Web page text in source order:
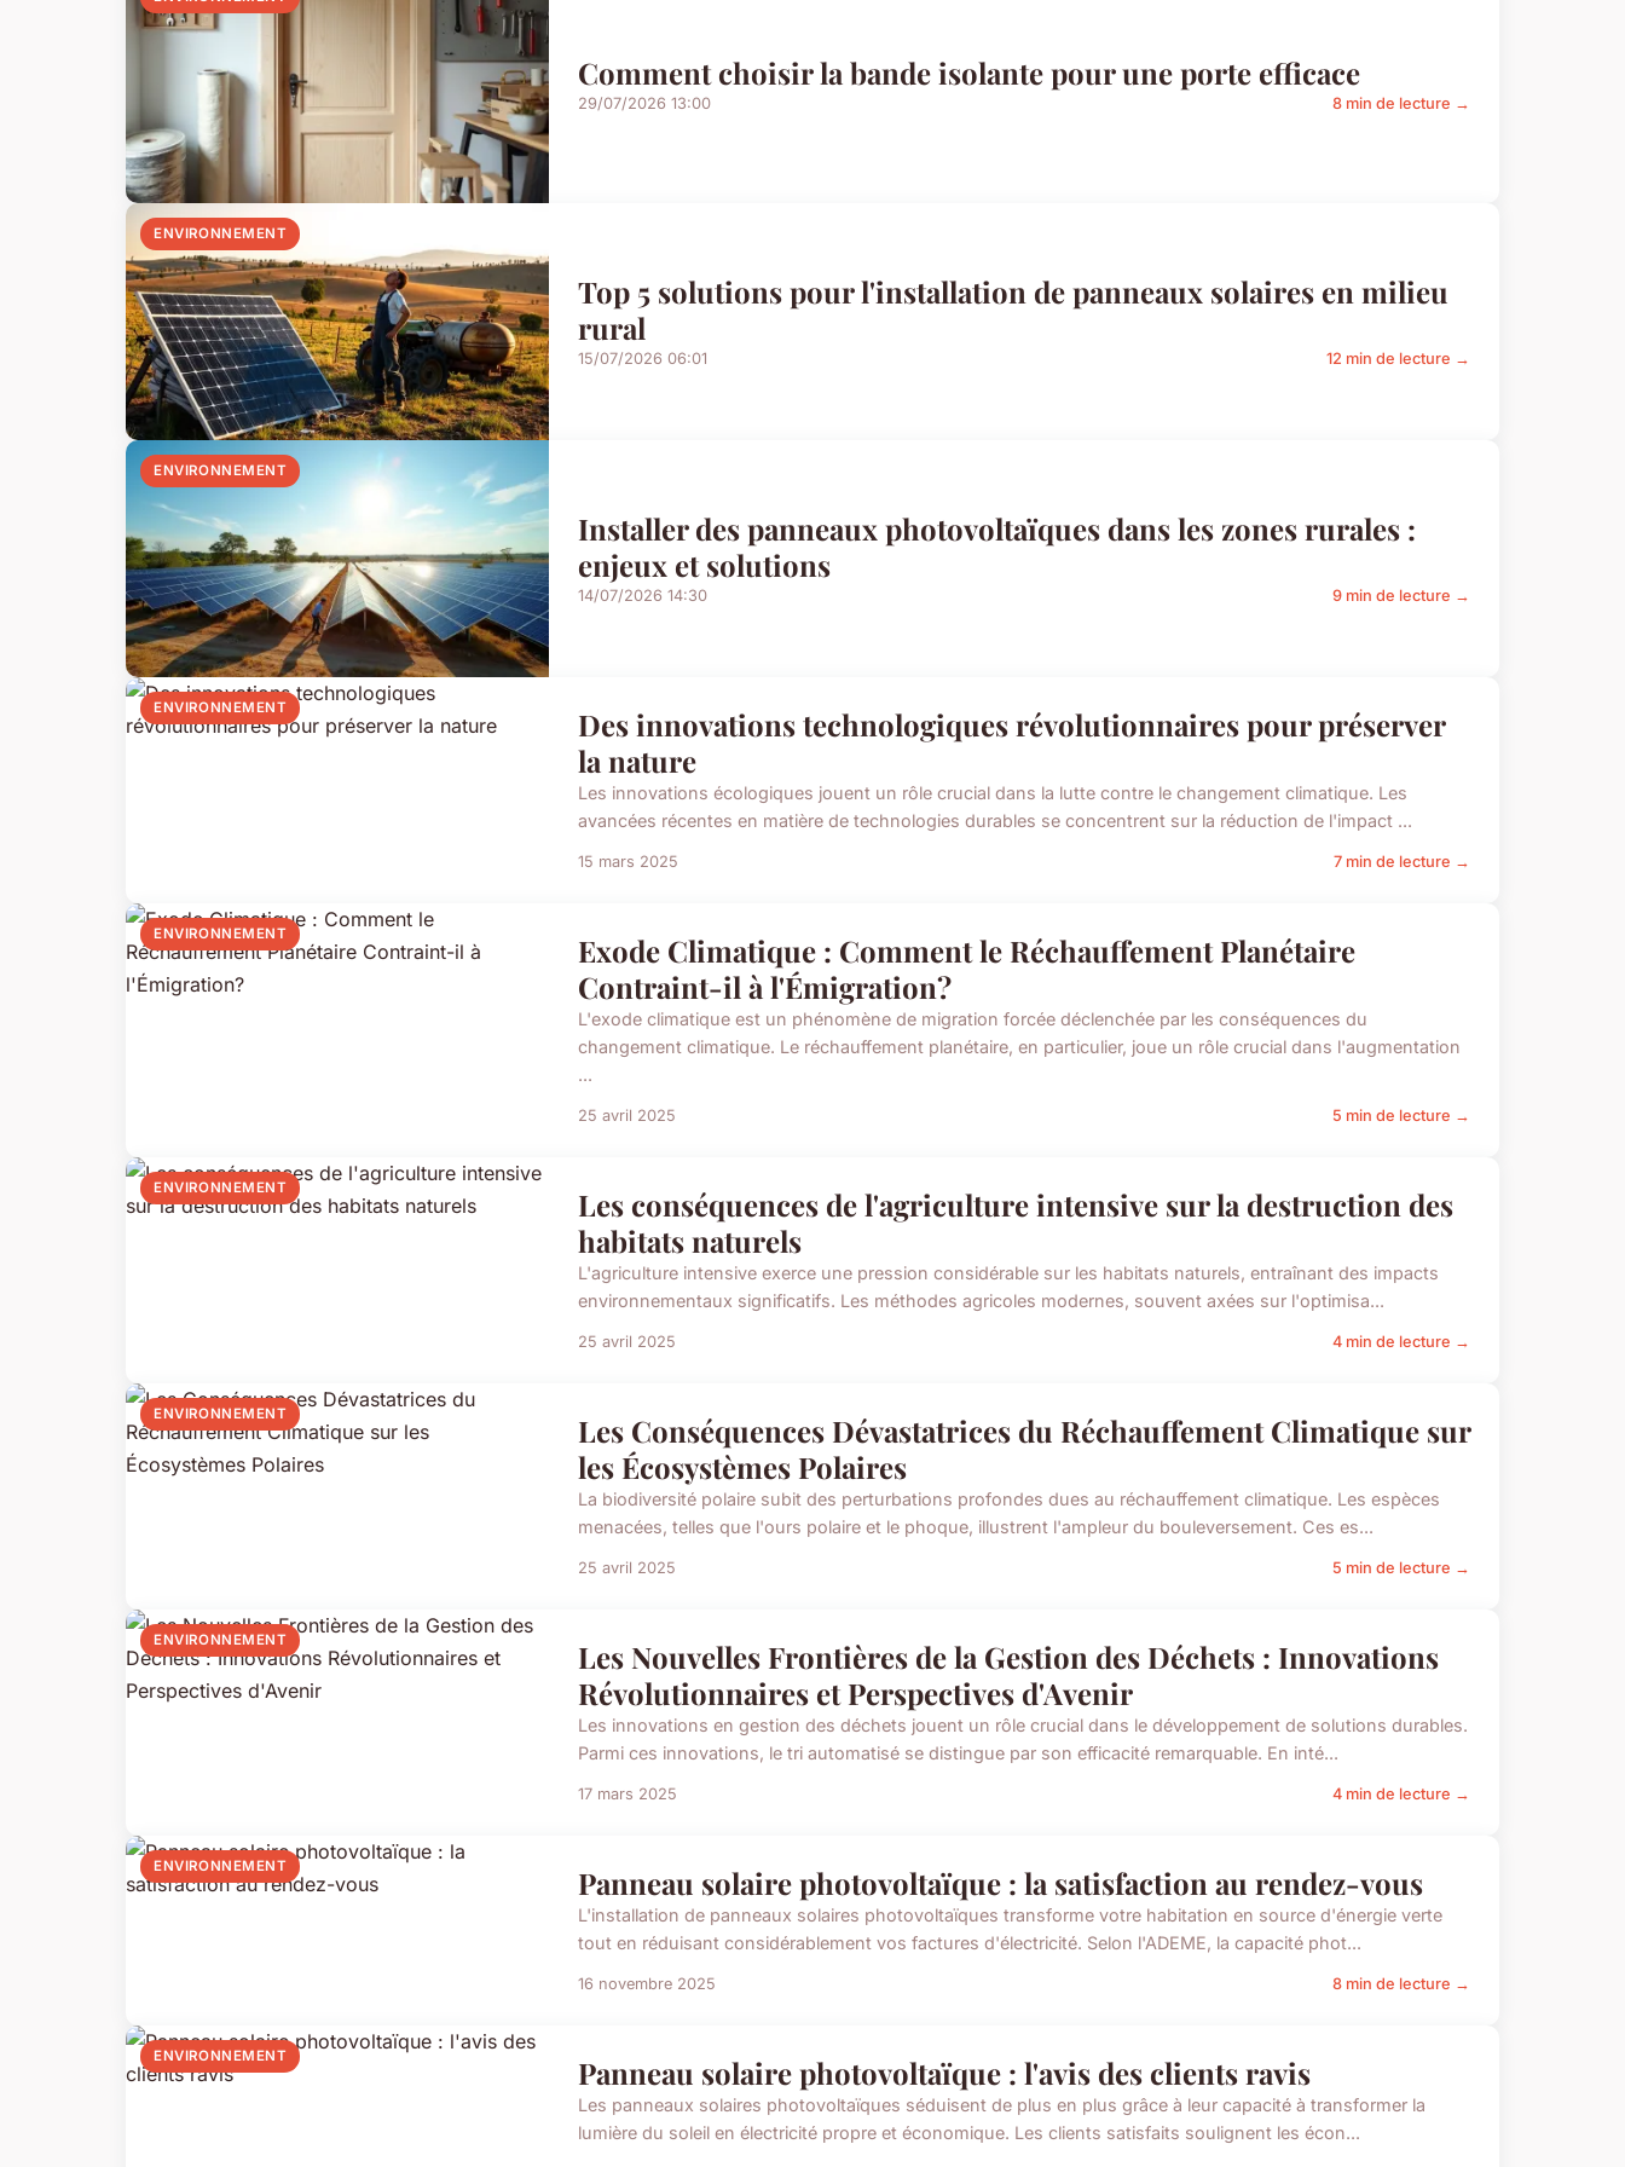
Comment choisir la bande isolante pour une porte efficace
29/07/2026 13:00 8 min de lecture →
ENVIRONNEMENT
Top 5 solutions pour l'installation de panneaux solaires en milieu
rural
15/07/2026 06:01 12 min de lecture →
ENVIRONNEMENT
Installer des panneaux photovoltaïques dans les zones rurales :
enjeux et solutions
14/07/2026 14:30 9 min de lecture →
ENVIRONNEMENT
Des innovations technologiques révolutionnaires pour préserver
la nature
Les innovations écologiques jouent un rôle crucial dans la lutte contre le changement climatique. Les
avancées récentes en matière de technologies durables se concentrent sur la réduction de l'impact ...
15 mars 2025 7 min de lecture →
ENVIRONNEMENT
Exode Climatique : Comment le Réchauffement Planétaire
Contraint-il à l'Émigration?
L'exode climatique est un phénomène de migration forcée déclenchée par les conséquences du
changement climatique. Le réchauffement planétaire, en particulier, joue un rôle crucial dans l'augmentation
...
25 avril 2025 5 min de lecture →
ENVIRONNEMENT
Les conséquences de l'agriculture intensive sur la destruction des
habitats naturels
L'agriculture intensive exerce une pression considérable sur les habitats naturels, entraînant des impacts
environnementaux significatifs. Les méthodes agricoles modernes, souvent axées sur l'optimisa...
25 avril 2025 4 min de lecture →
ENVIRONNEMENT
Les Conséquences Dévastatrices du Réchauffement Climatique sur
les Écosystèmes Polaires
La biodiversité polaire subit des perturbations profondes dues au réchauffement climatique. Les espèces
menacées, telles que l'ours polaire et le phoque, illustrent l'ampleur du bouleversement. Ces es...
25 avril 2025 5 min de lecture →
ENVIRONNEMENT
Les Nouvelles Frontières de la Gestion des Déchets : Innovations
Révolutionnaires et Perspectives d'Avenir
Les innovations en gestion des déchets jouent un rôle crucial dans le développement de solutions durables.
Parmi ces innovations, le tri automatisé se distingue par son efficacité remarquable. En inté...
17 mars 2025 4 min de lecture →
ENVIRONNEMENT Panneau solaire photovoltaïque : la satisfaction au rendez-vous
L'installation de panneaux solaires photovoltaïques transforme votre habitation en source d'énergie verte
tout en réduisant considérablement vos factures d'électricité. Selon l'ADEME, la capacité phot...
16 novembre 2025 8 min de lecture →
ENVIRONNEMENT Panneau solaire photovoltaïque : l'avis des clients ravis
Les panneaux solaires photovoltaïques séduisent de plus en plus grâce à leur capacité à transformer la
lumière du soleil en électricité propre et économique. Les clients satisfaits soulignent les écon...